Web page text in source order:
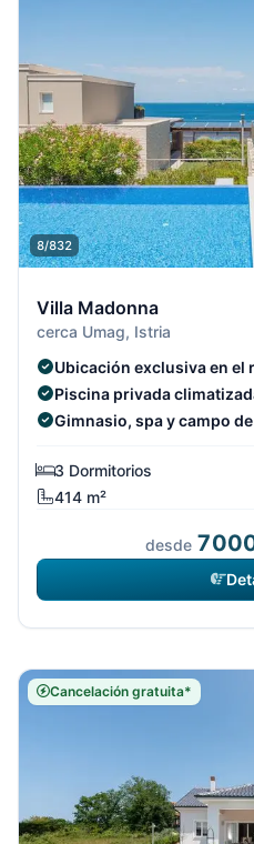
8/832
Villa Madonna
cerca Umag, Istria
Ubicación exclusiva en el
Piscina privada
Gimnasio, spa y campo
3 Dormitorios
414 m²
desde
Cancelación gratuita*